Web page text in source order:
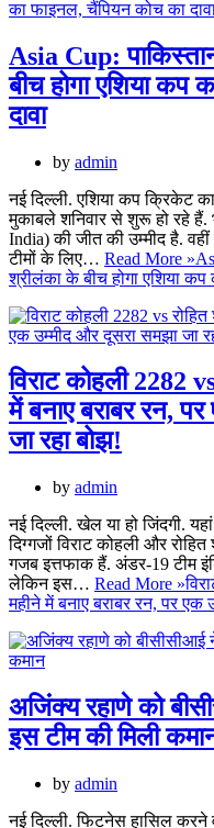
Asia Cup:
बीच होगा एशिया कप
दावा
by admin
नई दिल्ली. एशिया कप क्रिकेट
मुकाबले शनिवार से शुरू हो रहे हैं.
India) की जीत की उम्मीद है.
टीमों के लिए… Read More »
श्रीलंका के बीच होगा एशिया
विराट कोहली 2282
में बनाए बराबर रन,
जा रहा बोझ!
by admin
नई दिल्ली. खेल या हो जिंदगी.
दिग्गजों विराट कोहली और
गजब इत्तफाक हैं. अंडर-19 टीम
लेकिन इस… Read More »
महीने में बनाए बराबर रन, पर एक
अजिंक्य रहाणे को
इस टीम की मिली
by admin
नई दिल्ली. फिटनेस हासिल करने